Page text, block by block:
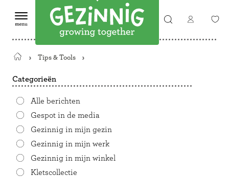
Terug
de
Tips & Tools
Categorieën
Alle berichten
Gespot in de media
Gezinnig in mijn gezin
Gezinnig in mijn werk
Gezinnig in mijn winkel
Kletscollectie